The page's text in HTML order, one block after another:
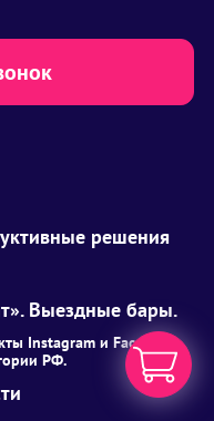
решения
Выездные бары.
Instagram и Facebook
РФ.